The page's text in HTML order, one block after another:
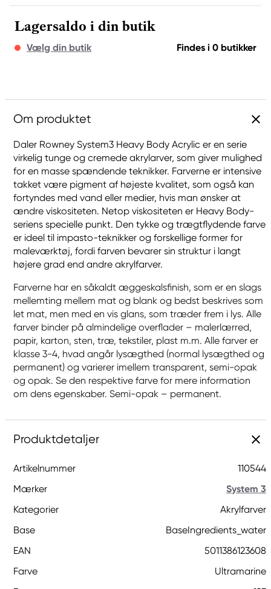
Lagersaldo i din butik
Vælg din butik Findes i 0 butikker
Om produktet
Daler Rowney System3 Heavy Body Acrylic er en serie
virkelig tunge og cremede akrylarver, som giver mulighed
for en masse spændende teknikker. Farverne er intensive
takket være pigment af højeste kvalitet, som også kan
fortyndes med vand eller medier, hvis man ønsker at
ændre viskositeten. Netop viskositeten er Heavy Body-
seriens specielle punkt. Den tykke og trægtflydende farve
er ideel til impasto-teknikker og forskellige former for
maleværktøj, fordi farven bevarer sin struktur i langt
højere grad end andre akrylfarver.
Farverne har en såkaldt æggeskalsfinish, som er en slags
mellemting mellem mat og blank og bedst beskrives som
let mat, men med en vis glans, som træder frem i lys. Alle
farver binder på almindelige overflader – malerlærred,
papir, karton, sten, træ, tekstiler, plast m.m. Alle farver er
klasse 3-4, hvad angår lysægthed (normal lysægthed og
permanent) og varierer imellem transparent, semi-opak
og opak. Se den respektive farve for mere information
om dens egenskaber. Semi-opak – permanent.
Produktdetaljer
Artikelnummer
110544
Mærker
System 3
Kategorier
Akrylfarver
Base
BaseIngredients_water
EAN
5011386123608
Farve
Ultramarine